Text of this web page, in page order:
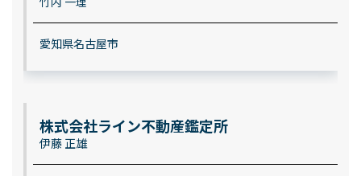
愛知県名古屋市
株式会社ライン不動産鑑定所
伊藤 正雄